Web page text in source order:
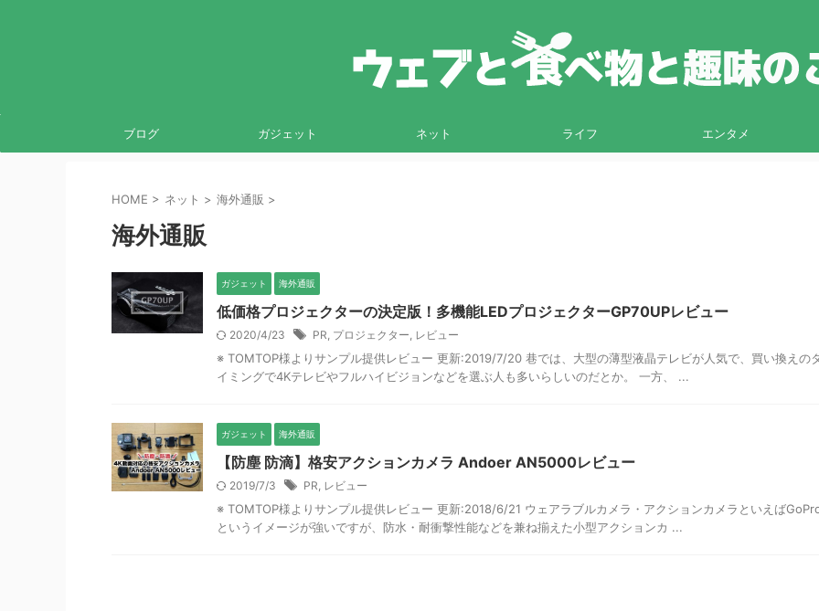
ブログ ガジェット ネット ライフ エンタメ
HOME > ネット > 海外通販 >
海外通販
ガジェット 海外通販
低価格プロジェクターの決定版！多機能LEDプロジェクターGP70UPレビュー
2020/4/23 PR, プロジェクター, レビュー
※ TOMTOP様よりサンプル提供レビュー 更新:2019/7/20 巷では、大型の薄型液晶テレビが人気で、買い換えの
イミングで4Kテレビやフルハイビジョンなどを選ぶ人も多いらしいのだとか。 一方、 ...
ガジェット 海外通販
【防塵 防滴】格安アクションカメラ Andoer AN5000レビュー
2019/7/3 PR, レビュー
※ TOMTOP様よりサンプル提供レビュー 更新:2018/6/21 ウェアラブルカメラ・アクションカメラといえば
というイメージが強いですが、防水・耐衝撃性能などを兼ね揃えた小型アクションカ ...